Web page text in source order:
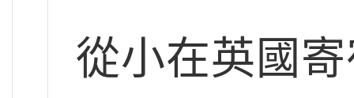
從小在英國